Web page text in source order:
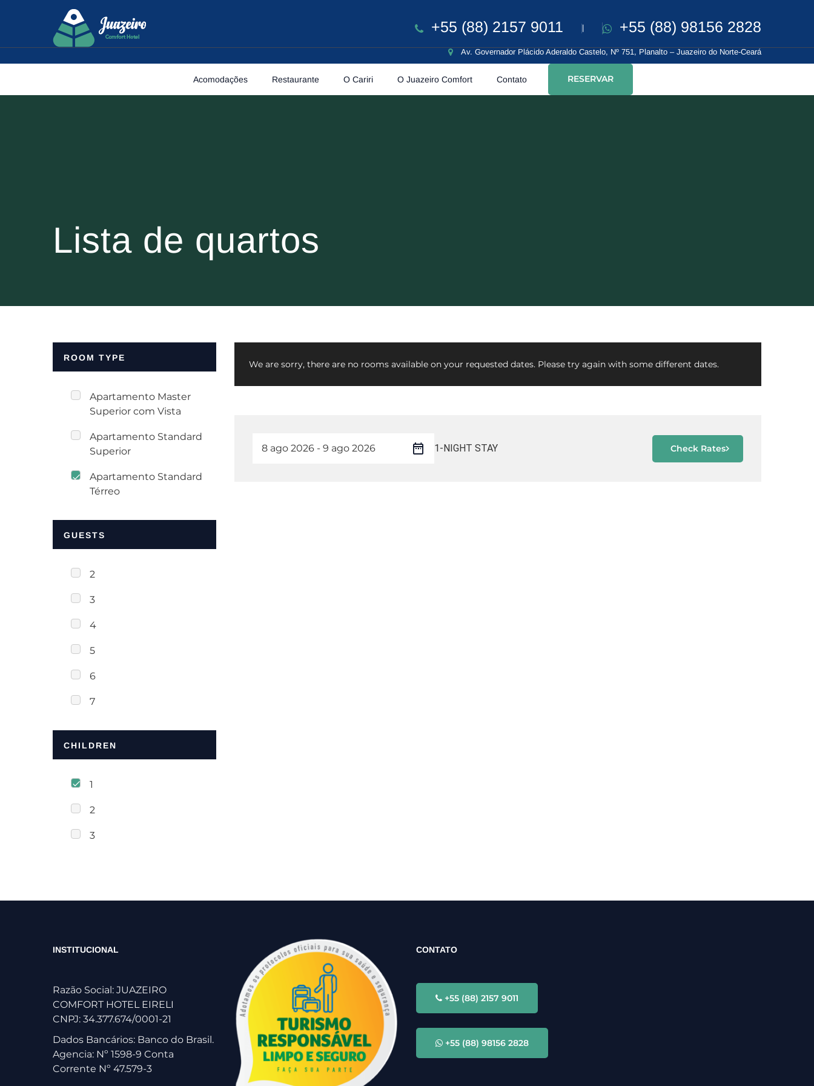
+55 (88) 2157 9011 | +55 (88) 98156 2828
Av. Governador Plácido Aderaldo Castelo, Nº 751, Planalto – Juazeiro do Norte-Ceará
Acomodações Restaurante O Cariri O Juazeiro Comfort Contato RESERVAR
Lista de quartos
ROOM TYPE
Apartamento Master
Superior com Vista
Apartamento Standard
Superior
Apartamento Standard
Térreo
GUESTS
2
3
4
5
6
7
CHILDREN
1
2
3
We are sorry, there are no rooms available on your requested dates. Please try again with some different dates.
1-NIGHT STAY Check Rates
INSTITUCIONAL
Razão Social: JUAZEIRO
COMFORT HOTEL EIRELI
CNPJ: 34.377.674/0001-21
Dados Bancários: Banco do Brasil.
Agencia: Nº 1598-9 Conta
Corrente Nº 47.579-3
CONTATO
+55 (88) 2157 9011
+55 (88) 98156 2828